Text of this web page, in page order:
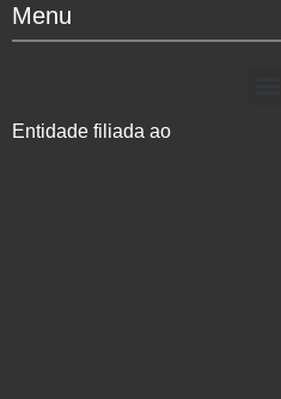
Menu
Entidade filiada ao